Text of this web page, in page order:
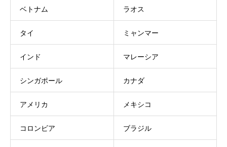
ベトナム ラオス
タイ ミャンマー
インド マレーシア
シンガポール カナダ
アメリカ メキシコ
コロンビア ブラジル